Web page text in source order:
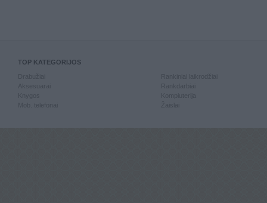
TOP KATEGORIJOS
Knygos
Mob. telefonai
Kompiuterija
Žaislai